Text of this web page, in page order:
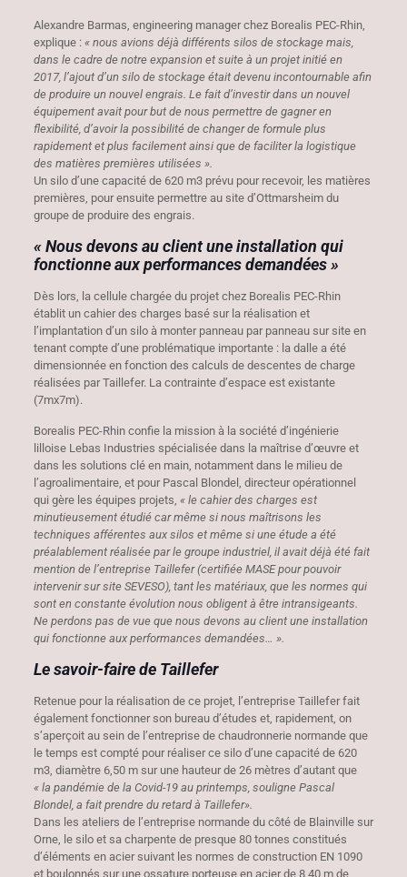
Alexandre Barmas, engineering manager chez Borealis PEC-Rhin,
explique : « nous avions déjà différents silos de stockage mais,
dans le cadre de notre expansion et suite à un projet initié en
2017, l’ajout d’un silo de stockage était devenu incontournable afin
de produire un nouvel engrais. Le fait d’investir dans un nouvel
équipement avait pour but de nous permettre de gagner en
flexibilité, d’avoir la possibilité de changer de formule plus
rapidement et plus facilement ainsi que de faciliter la logistique
des matières premières utilisées ».
Un silo d’une capacité de 620 m3 prévu pour recevoir, les matières
premières, pour ensuite permettre au site d’Ottmarsheim du
groupe de produire des engrais.
« Nous devons au client une installation qui
fonctionne aux performances demandées »
Dès lors, la cellule chargée du projet chez Borealis PEC-Rhin
établit un cahier des charges basé sur la réalisation et
l’implantation d’un silo à monter panneau par panneau sur site en
tenant compte d’une problématique importante : la dalle a été
dimensionnée en fonction des calculs de descentes de charge
réalisées par Taillefer. La contrainte d’espace est existante
(7mx7m).
Borealis PEC-Rhin confie la mission à la société d’ingénierie
lilloise Lebas Industries spécialisée dans la maîtrise d’œuvre et
dans les solutions clé en main, notamment dans le milieu de
l’agroalimentaire, et pour Pascal Blondel, directeur opérationnel
qui gère les équipes projets, « le cahier des charges est
minutieusement étudié car même si nous maîtrisons les
techniques afférentes aux silos et même si une étude a été
préalablement réalisée par le groupe industriel, il avait déjà été fait
mention de l’entreprise Taillefer (certifiée MASE pour pouvoir
intervenir sur site SEVESO), tant les matériaux, que les normes qui
sont en constante évolution nous obligent à être intransigeants.
Ne perdons pas de vue que nous devons au client une installation
qui fonctionne aux performances demandées… ».
Le savoir-faire de Taillefer
Retenue pour la réalisation de ce projet, l’entreprise Taillefer fait
également fonctionner son bureau d’études et, rapidement, on
s’aperçoit au sein de l’entreprise de chaudronnerie normande que
le temps est compté pour réaliser ce silo d’une capacité de 620
m3, diamètre 6,50 m sur une hauteur de 26 mètres d’autant que
« la pandémie de la Covid-19 au printemps, souligne Pascal
Blondel, a fait prendre du retard à Taillefer».
Dans les ateliers de l’entreprise normande du côté de Blainville sur
Orne, le silo et sa charpente de presque 80 tonnes constitués
d’éléments en acier suivant les normes de construction EN 1090
et boulonnés sur une ossature porteuse en acier de 8,40 m de